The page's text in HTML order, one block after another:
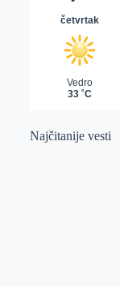
Najčitanije vesti